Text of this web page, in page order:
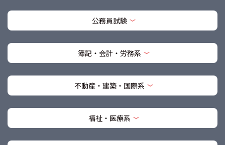
公務員試験
簿記・会計・労務系
不動産・建築・国際系
福祉・医療系